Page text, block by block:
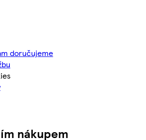
doručujeme
nákupem